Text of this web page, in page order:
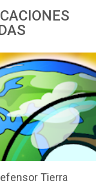
Tierra